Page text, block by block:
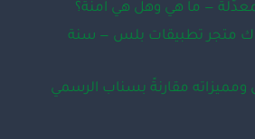
— ما هي وهل هي آمنة؟
متجر تطبيقات بلس — سنة
مقارنةً بسناب الرسمي